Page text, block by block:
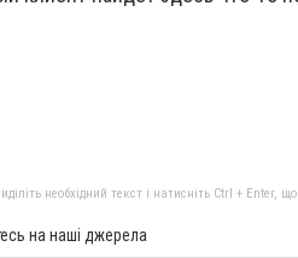
необхідний текст і натисніть Ctrl + Enter,
на наші джерела